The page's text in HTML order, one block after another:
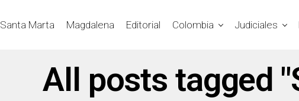
Santa Marta Magdalena Editorial Colombia Judiciales
All posts tagged